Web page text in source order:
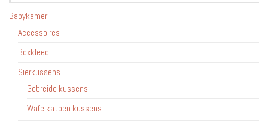
Babykamer
Accessoires
Boxkleed
Sierkussens
Gebreide kussens
Wafelkatoen kussens